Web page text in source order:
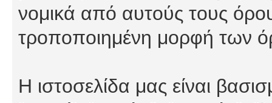
νομικά από αυτούς τους
τροποποιημένη μορφή των
Η ιστοσελίδα μας είναι